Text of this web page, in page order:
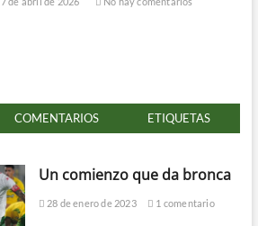
COMENTARIOS ETIQUETAS
Un comienzo que da bronca
28 de enero de 2023 1 comentario